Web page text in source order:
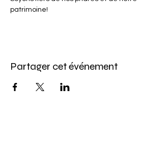
patrimoine!
Partager cet événement